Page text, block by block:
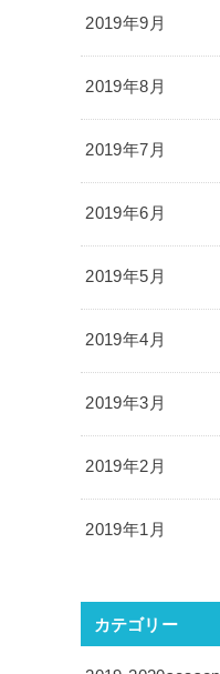
2019年9月
2019年8月
2019年7月
2019年6月
2019年5月
2019年4月
2019年3月
2019年2月
2019年1月
カテゴリー